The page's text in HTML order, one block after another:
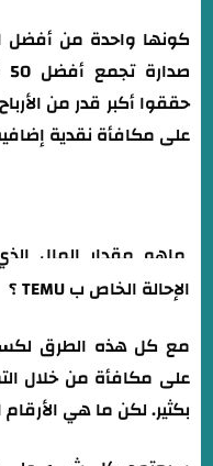
حققوا أكبر قدر من
على مكافأة نقدية
ماهو مقدار المال
الإحالة الخاص ب TEMU ؟
مع كل هذه الطرق
على مكافأة من خلال
بكثير. لكن ما هي